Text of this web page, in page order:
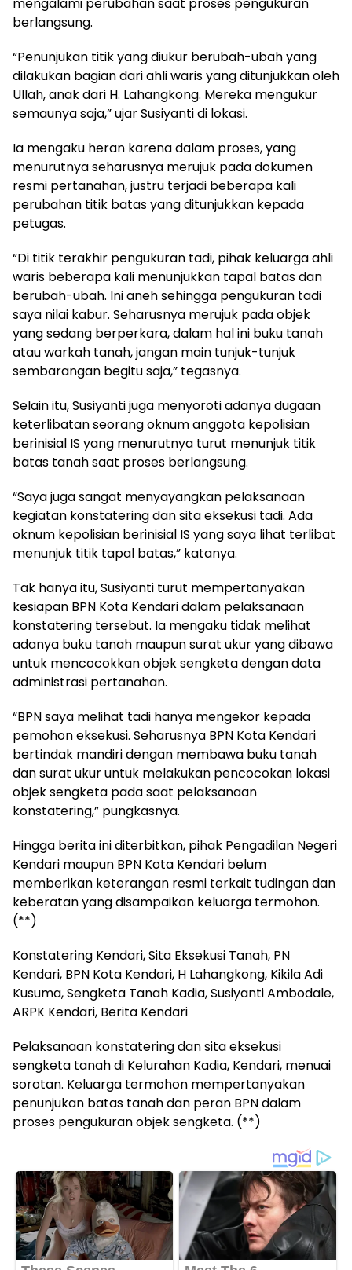
berlangsung.
“Penunjukan titik yang diukur berubah-ubah yang
dilakukan bagian dari ahli waris yang ditunjukkan oleh
Ullah, anak dari H. Lahangkong. Mereka mengukur
semaunya saja,” ujar Susiyanti di lokasi.
Ia mengaku heran karena dalam proses, yang
menurutnya seharusnya merujuk pada dokumen
resmi pertanahan, justru terjadi beberapa kali
perubahan titik batas yang ditunjukkan kepada
petugas.
“Di titik terakhir pengukuran tadi, pihak keluarga ahli
waris beberapa kali menunjukkan tapal batas dan
berubah-ubah. Ini aneh sehingga pengukuran tadi
saya nilai kabur. Seharusnya merujuk pada objek
yang sedang berperkara, dalam hal ini buku tanah
atau warkah tanah, jangan main tunjuk-tunjuk
sembarangan begitu saja,” tegasnya.
Selain itu, Susiyanti juga menyoroti adanya dugaan
keterlibatan seorang oknum anggota kepolisian
berinisial IS yang menurutnya turut menunjuk titik
batas tanah saat proses berlangsung.
“Saya juga sangat menyayangkan pelaksanaan
kegiatan konstatering dan sita eksekusi tadi. Ada
oknum kepolisian berinisial IS yang saya lihat terlibat
menunjuk titik tapal batas,” katanya.
Tak hanya itu, Susiyanti turut mempertanyakan
kesiapan BPN Kota Kendari dalam pelaksanaan
konstatering tersebut. Ia mengaku tidak melihat
adanya buku tanah maupun surat ukur yang dibawa
untuk mencocokkan objek sengketa dengan data
administrasi pertanahan.
“BPN saya melihat tadi hanya mengekor kepada
pemohon eksekusi. Seharusnya BPN Kota Kendari
bertindak mandiri dengan membawa buku tanah
dan surat ukur untuk melakukan pencocokan lokasi
objek sengketa pada saat pelaksanaan
konstatering,” pungkasnya.
Hingga berita ini diterbitkan, pihak Pengadilan Negeri
Kendari maupun BPN Kota Kendari belum
memberikan keterangan resmi terkait tudingan dan
keberatan yang disampaikan keluarga termohon.
(**)
Konstatering Kendari, Sita Eksekusi Tanah, PN
Kendari, BPN Kota Kendari, H Lahangkong, Kikila Adi
Kusuma, Sengketa Tanah Kadia, Susiyanti Ambodale,
ARPK Kendari, Berita Kendari
Pelaksanaan konstatering dan sita eksekusi
sengketa tanah di Kelurahan Kadia, Kendari, menuai
sorotan. Keluarga termohon mempertanyakan
penunjukan batas tanah dan peran BPN dalam
proses pengukuran objek sengketa. (**)